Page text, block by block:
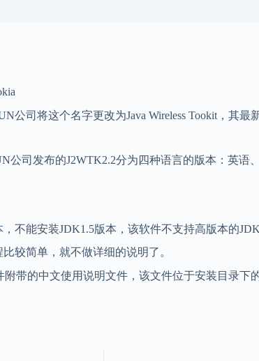
公司将这个名字更改为Java Wireless Tookit，其最
司发布的J2WTK2.2分为四种语言的版本：英
不能安装JDK1.5版本，该软件不支持高版本的JDK
较简单，就不做详细的说明了。
带的中文使用说明文件，该文件位于安装目录下